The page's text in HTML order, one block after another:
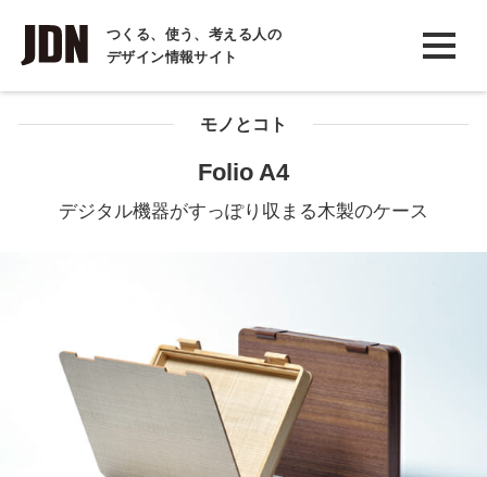
つくる、使う、考える人の
デザイン情報サイト
INTERVIEW
インタビュー
REPORT
COLUMN
モノとコト
Folio A4
デジタル機器がすっぽり収まる木製のケース